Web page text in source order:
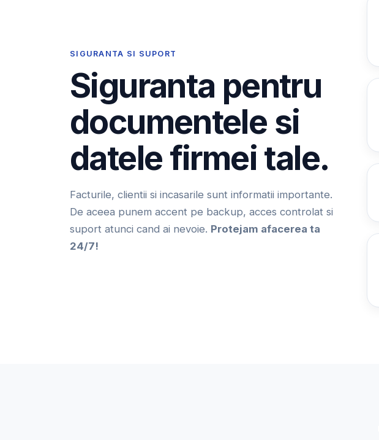
SIGURANTA SI SUPORT
Siguranta pentru
documentele si
datele firmei tale.
Facturile, clientii si incasarile sunt informatii importante.
De aceea punem accent pe backup, acces controlat si
suport atunci cand ai nevoie. Protejam afacerea ta
24/7!